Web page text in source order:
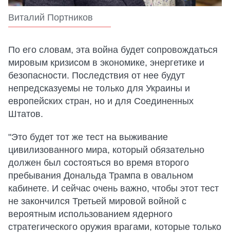
Виталий Портников
По его словам, эта война будет сопровождаться
мировым кризисом в экономике, энергетике и
безопасности. Последствия от нее будут
непредсказуемы не только для Украины и
европейских стран, но и для Соединенных
Штатов.
"Это будет тот же тест на выживание
цивилизованного мира, который обязательно
должен был состояться во время второго
пребывания Дональда Трампа в овальном
кабинете. И сейчас очень важно, чтобы этот тест
не закончился Третьей мировой войной с
вероятным использованием ядерного
стратегического оружия врагами, которые только